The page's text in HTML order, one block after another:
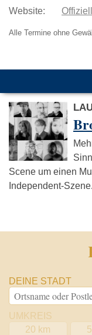
Website:
Alle Termine ohne
Scene um einen
Independent-Szene.
DEINE STADT
UMKREIS
20 km